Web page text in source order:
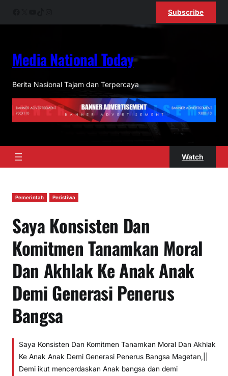
Subscribe
Media National Today
Berita Nasional Tajam dan Terpercaya
Watch
Pemerintah Peristiwa
Saya Konsisten Dan
Komitmen Tanamkan Moral
Dan Akhlak Ke Anak Anak
Demi Generasi Penerus
Bangsa
Saya Konsisten Dan Komitmen Tanamkan Moral Dan Akhlak
Ke Anak Anak Demi Generasi Penerus Bangsa Magetan,||
Demi ikut mencerdaskan Anak bangsa dan demi